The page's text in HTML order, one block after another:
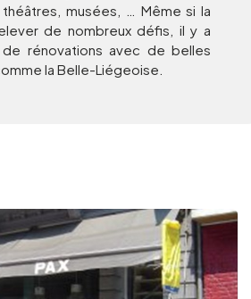
musées, … Même si la
de nombreux défis, il y a
rénovations avec de belles
la Belle-Liégeoise.